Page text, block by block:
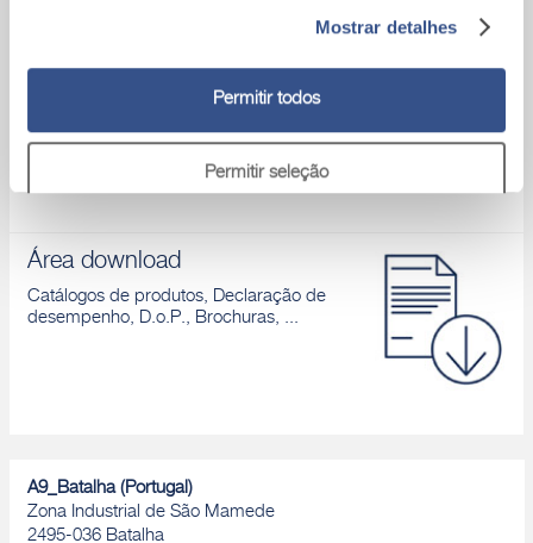
Mostrar detalhes
Permitir todos
Permitir seleção
Para qualquer problema, por favor,
contactar um dos nossos técnicos
Área download
Catálogos de produtos, Declaração de
desempenho, D.o.P., Brochuras, ...
A9_Batalha (Portugal)
Zona Industrial de São Mamede
2495-036 Batalha